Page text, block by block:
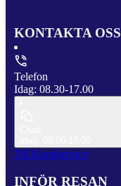
KONTAKTA OSS
Telefon
Idag: 08.30-17.00
Till Kundservice
INFÖR RESAN